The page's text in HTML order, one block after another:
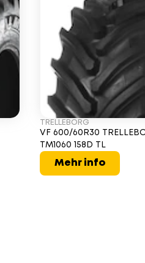
TRELLEBORG
VF 600/60R30
TM1060 158D TL
Mehr info